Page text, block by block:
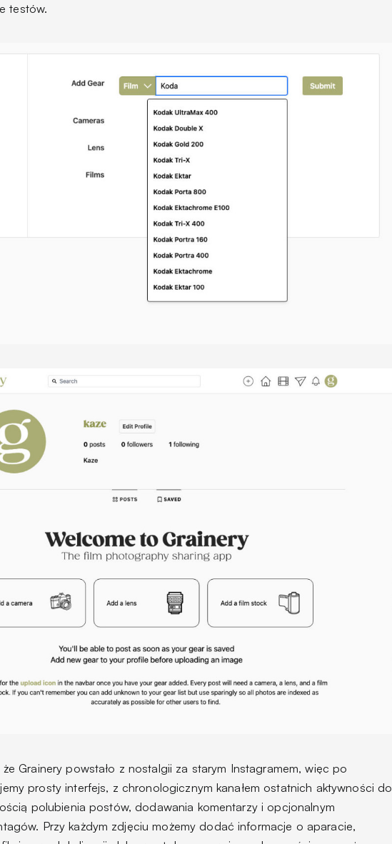
testów.
Grainery powstało z nostalgii za starym Instagramem, więc po
prosty interfejs, z chronologicznym kanałem ostatnich aktywności do
polubienia postów, dodawania komentarzy i opcjonalnym
Przy każdym zdjęciu możemy dodać informacje o aparacie,